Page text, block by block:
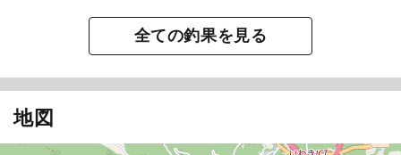
全ての釣果を見る
地図